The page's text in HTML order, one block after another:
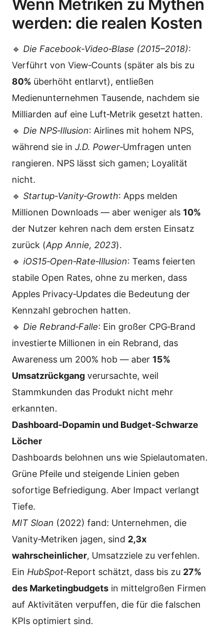
Wenn Metriken zu Mythen
werden: die realen Kosten
🔹 Die Facebook‑Video‑Blase (2015–2018):
Verführt von View‑Counts (später als bis zu
80% überhöht entlarvt), entließen
Medienunternehmen Tausende, nachdem sie
Milliarden auf eine Luft‑Metrik gesetzt hatten.
🔹 Die NPS‑Illusion: Airlines mit hohem NPS,
während sie in J.D. Power‑Umfragen unten
rangieren. NPS lässt sich gamen; Loyalität
nicht.
🔹 Startup‑Vanity‑Growth: Apps melden
Millionen Downloads — aber weniger als 10%
der Nutzer kehren nach dem ersten Einsatz
zurück (App Annie, 2023).
🔹 iOS15‑Open‑Rate‑Illusion: Teams feierten
stabile Open Rates, ohne zu merken, dass
Apples Privacy‑Updates die Bedeutung der
Kennzahl gebrochen hatten.
🔹 Die Rebrand‑Falle: Ein großer CPG‑Brand
investierte Millionen in ein Rebrand, das
Awareness um 200% hob — aber 15%
Umsatzrückgang verursachte, weil
Stammkunden das Produkt nicht mehr
erkannten.
Dashboard‑Dopamin und Budget‑Schwarze
Löcher
Dashboards belohnen uns wie Spielautomaten.
Grüne Pfeile und steigende Linien geben
sofortige Befriedigung. Aber Impact verlangt
Tiefe.
MIT Sloan (2022) fand: Unternehmen, die
Vanity‑Metriken jagen, sind 2,3x
wahrscheinlicher, Umsatzziele zu verfehlen.
Ein HubSpot‑Report schätzt, dass bis zu 27%
des Marketingbudgets in mittelgroßen Firmen
auf Aktivitäten verpuffen, die für die falschen
KPIs optimiert sind.